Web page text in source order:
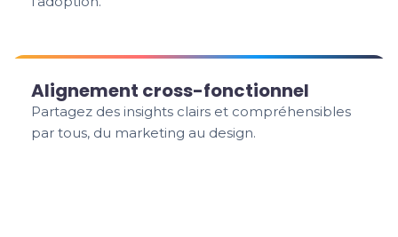
Alignement cross-fonctionnel
Partagez des insights clairs et compréhensibles
par tous, du marketing au design.